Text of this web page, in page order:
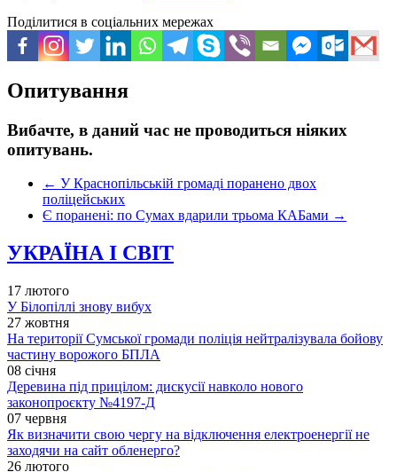
Поділитися в соціальних мережах
Опитування
Вибачте, в даний час не проводиться ніяких
опитувань.
← У Краснопільській громаді поранено двох
поліцейських
Є поранені: по Сумах вдарили трьома КАБами →
УКРАЇНА І СВІТ
17 лютого
У Білопіллі знову вибух
27 жовтня
На території Сумської громади поліція нейтралізувала бойову
частину ворожого БПЛА
08 січня
Деревина під прицілом: дискусії навколо нового
законопроєкту №4197-Д
07 червня
Як визначити свою чергу на відключення електроенергії не
заходячи на сайт обленерго?
26 лютого